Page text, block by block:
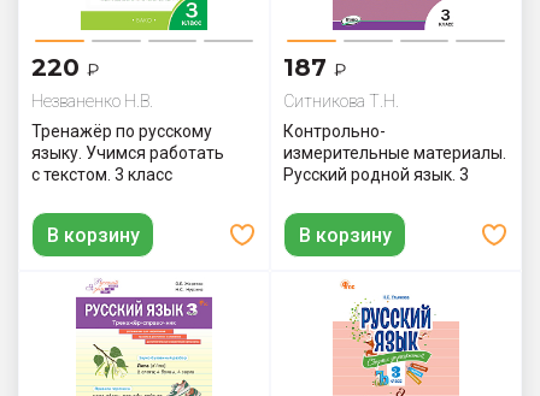
220 ₽
Незваненко Н.В.
Тренажёр по русскому
языку. Учимся работать
с текстом. 3 класс
В корзину
187 ₽
Ситникова Т.Н.
Контрольно-
измерительные материалы.
Русский родной язык. 3
В корзину